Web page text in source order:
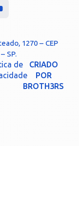
1270 – CEP
SP.
de
CRIADO
POR
BROTH3RS